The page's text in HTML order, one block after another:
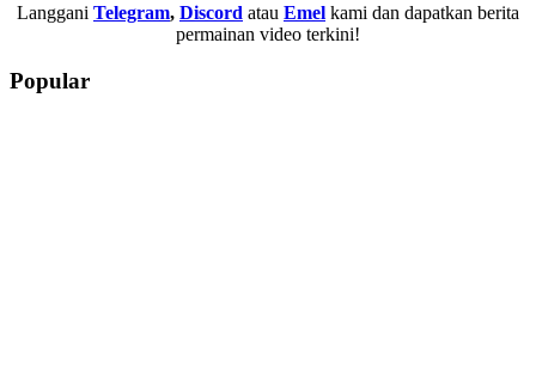
Langgani Telegram, Discord atau Emel kami dan dapatkan berita
permainan video terkini!
Popular